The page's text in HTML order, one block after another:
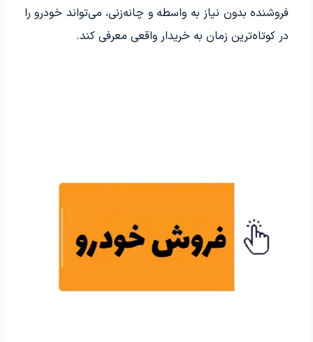
فروشنده بدون نیاز به واسطه و چانه‌زنی، می‌تواند خودرو را
در کوتاه‌ترین زمان به خریدار واقعی معرفی کند.